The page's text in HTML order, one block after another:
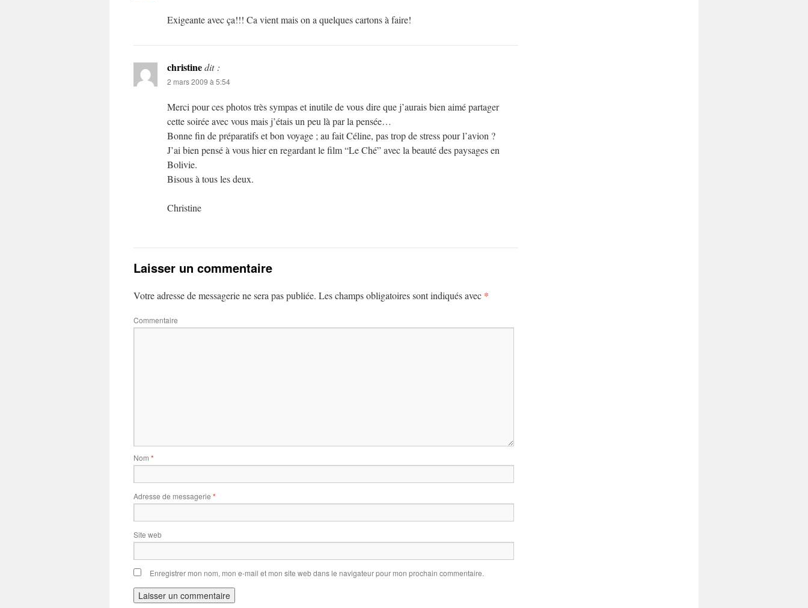
Exigeante avec ça!!! Ca vient mais on a quelques cartons à faire!
christinedit :
2 mars 2009 à 5:54
Merci pour ces photos très sympas et inutile de vous dire que j’aurais bien aimé partager
cette soirée avec vous mais j’étais un peu là par la pensée…
Bonne fin de préparatifs et bon voyage ; au fait Céline, pas trop de stress pour l’avion ?
J’ai bien pensé à vous hier en regardant le film “Le Ché” avec la beauté des paysages en
Bolivie.
Bisous à tous les deux.
Christine
Laisser un commentaire
Votre adresse de messagerie ne sera pas publiée. Les champs obligatoires sont indiqués avec *
Commentaire
Nom *
Adresse de messagerie *
Site web
Enregistrer mon nom, mon e-mail et mon site web dans le navigateur pour mon prochain commentaire.